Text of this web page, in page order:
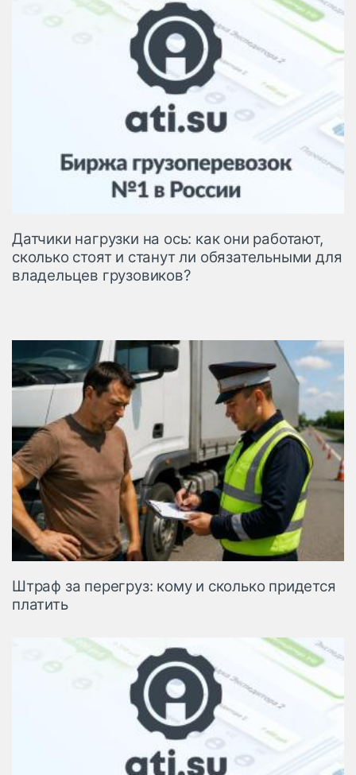
Датчики нагрузки на ось: как они работают,
сколько стоят и станут ли обязательными для
владельцев грузовиков?
Штраф за перегруз: кому и сколько придется
платить